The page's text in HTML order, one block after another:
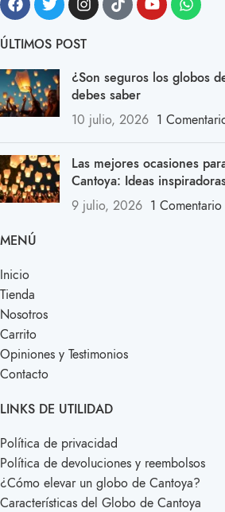
ÚLTIMOS POST
¿Son seguros los globos
debes saber
10 julio, 2026 1
Las mejores ocasiones
Cantoya: Ideas
9 julio, 2026 1 Comentario
MENÚ
Inicio
Tienda
Nosotros
Carrito
Opiniones y Testimonios
Contacto
LINKS DE UTILIDAD
Política de privacidad
Política de devoluciones y reembolsos
¿Cómo elevar un globo de Cantoya?
Características del Globo de Cantoya